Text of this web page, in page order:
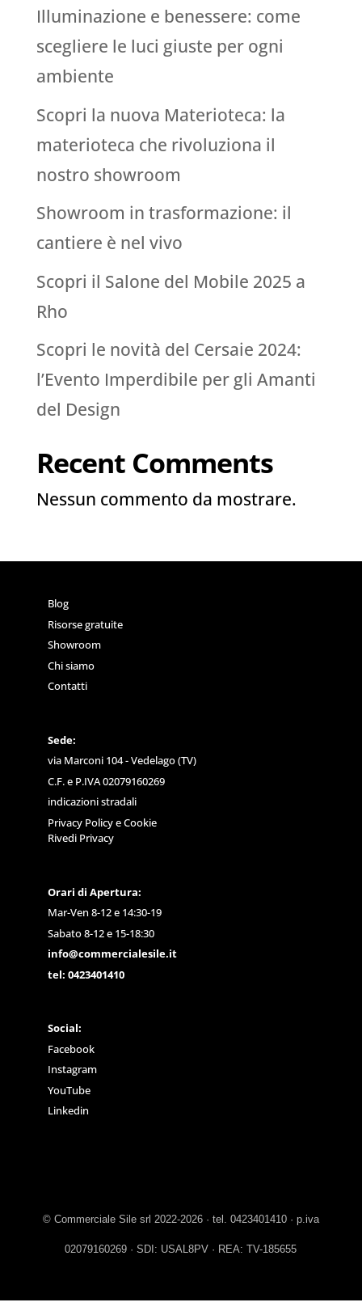
Illuminazione e benessere: come
scegliere le luci giuste per ogni
ambiente
Scopri la nuova Materioteca: la
materioteca che rivoluziona il
nostro showroom
Showroom in trasformazione: il
cantiere è nel vivo
Scopri il Salone del Mobile 2025 a
Rho
Scopri le novità del Cersaie 2024:
l’Evento Imperdibile per gli Amanti
del Design
Recent Comments
Nessun commento da mostrare.
Blog
Risorse gratuite
Showroom
Chi siamo
Contatti
Sede:
via Marconi 104 - Vedelago (TV)
C.F. e P.IVA 02079160269
indicazioni stradali
Privacy PolicyeCookie
Rivedi Privacy
Orari di Apertura:
Mar-Ven 8-12 e 14:30-19
Sabato 8-12 e 15-18:30
info@commercialesile.it
tel: 0423401410
Social:
Facebook
Instagram
YouTube
Linkedin
© Commerciale Sile srl 2022-2026 · tel. 0423401410 · p.iva
02079160269 · SDI: USAL8PV · REA: TV-185655